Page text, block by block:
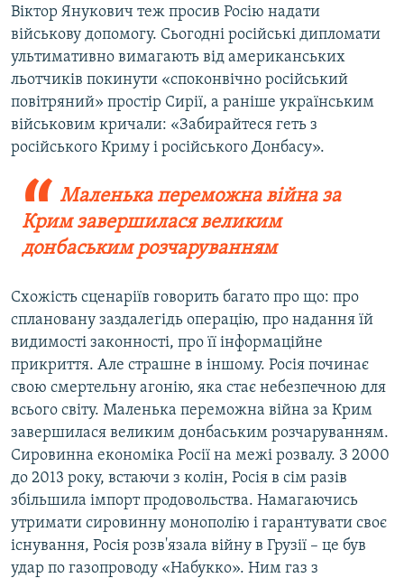
Віктор Янукович теж просив Росію надати
військову допомогу. Сьогодні російські дипломати
ультимативно вимагають від американських
льотчиків покинути «споконвічно російський
повітряний» простір Сирії, а раніше українським
військовим кричали: «Забирайтеся геть з
російського Криму і російського Донбасу».
Маленька переможна війна за
Крим завершилася великим
донбаським розчаруванням
Схожість сценаріїв говорить багато про що: про
сплановану заздалегідь операцію, про надання їй
видимості законності, про її інформаційне
прикриття. Але страшне в іншому. Росія починає
свою смертельну агонію, яка стає небезпечною для
всього світу. Маленька переможна війна за Крим
завершилася великим донбаським розчаруванням.
Сировинна економіка Росії на межі розвалу. З 2000
до 2013 року, встаючи з колін, Росія в сім разів
збільшила імпорт продовольства. Намагаючись
утримати сировинну монополію і гарантувати своє
існування, Росія розв'язала війну в Грузії – це був
удар по газопроводу «Набукко». Ним газ з